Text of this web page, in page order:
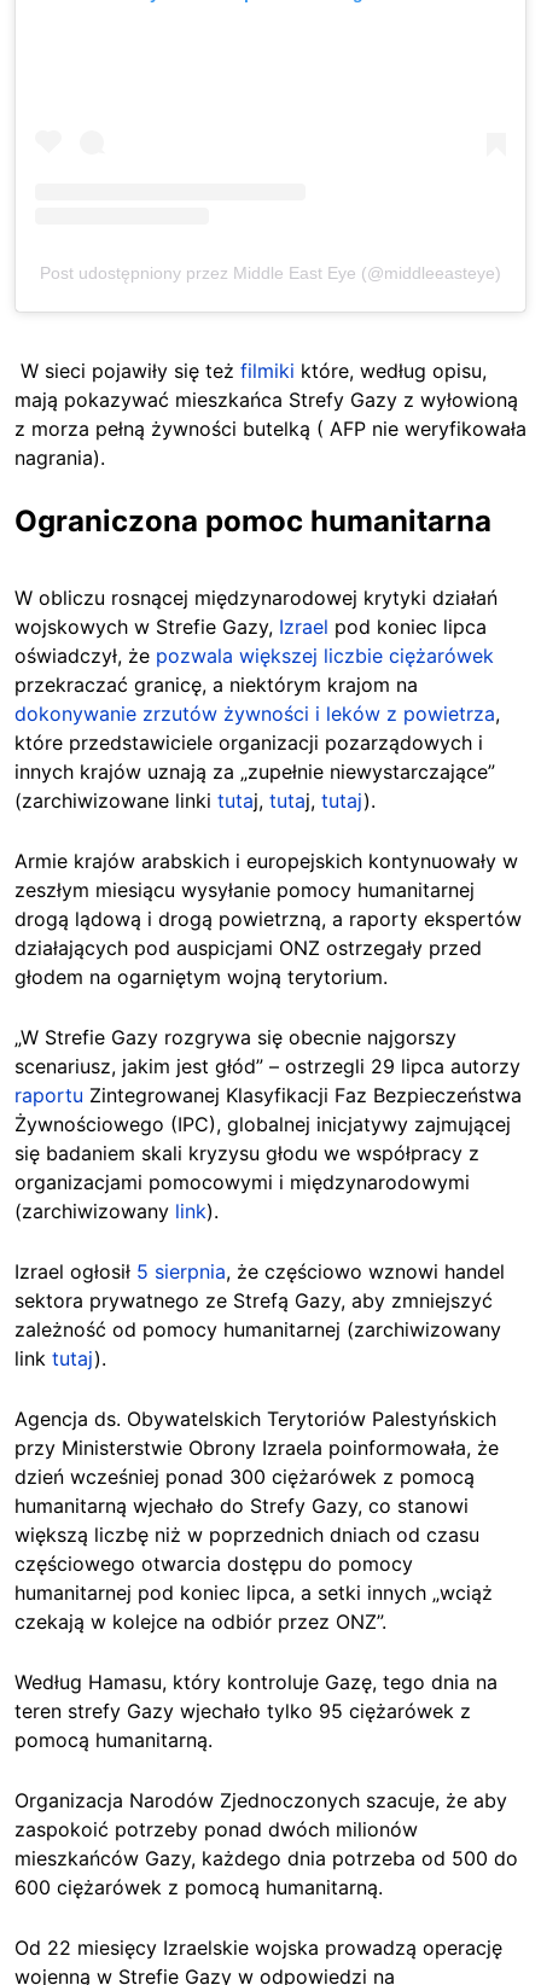
Post udostępniony przez Middle East Eye (@middleeasteye)
W sieci pojawiły się też filmiki które, według opisu,
mają pokazywać mieszkańca Strefy Gazy z wyłowioną
z morza pełną żywności butelką ( AFP nie weryfikowała
nagrania).
Ograniczona pomoc humanitarna
W obliczu rosnącej międzynarodowej krytyki działań
wojskowych w Strefie Gazy, Izrael pod koniec lipca
oświadczył, że pozwala większej liczbie ciężarówek
przekraczać granicę, a niektórym krajom na
dokonywanie zrzutów żywności i leków z powietrza,
które przedstawiciele organizacji pozarządowych i
innych krajów uznają za „zupełnie niewystarczające”
(zarchiwizowane linki tutaj, tutaj, tutaj).
Armie krajów arabskich i europejskich kontynuowały w
zeszłym miesiącu wysyłanie pomocy humanitarnej
drogą lądową i drogą powietrzną, a raporty ekspertów
działających pod auspicjami ONZ ostrzegały przed
głodem na ogarniętym wojną terytorium.
„W Strefie Gazy rozgrywa się obecnie najgorszy
scenariusz, jakim jest głód” – ostrzegli 29 lipca autorzy
raportu Zintegrowanej Klasyfikacji Faz Bezpieczeństwa
Żywnościowego (IPC), globalnej inicjatywy zajmującej
się badaniem skali kryzysu głodu we współpracy z
organizacjami pomocowymi i międzynarodowymi
(zarchiwizowany link).
Izrael ogłosił 5 sierpnia, że częściowo wznowi handel
sektora prywatnego ze Strefą Gazy, aby zmniejszyć
zależność od pomocy humanitarnej (zarchiwizowany
link tutaj).
Agencja ds. Obywatelskich Terytoriów Palestyńskich
przy Ministerstwie Obrony Izraela poinformowała, że
dzień wcześniej ponad 300 ciężarówek z pomocą
humanitarną wjechało do Strefy Gazy, co stanowi
większą liczbę niż w poprzednich dniach od czasu
częściowego otwarcia dostępu do pomocy
humanitarnej pod koniec lipca, a setki innych „wciąż
czekają w kolejce na odbiór przez ONZ”.
Według Hamasu, który kontroluje Gazę, tego dnia na
teren strefy Gazy wjechało tylko 95 ciężarówek z
pomocą humanitarną.
Organizacja Narodów Zjednoczonych szacuje, że aby
zaspokoić potrzeby ponad dwóch milionów
mieszkańców Gazy, każdego dnia potrzeba od 500 do
600 ciężarówek z pomocą humanitarną.
Od 22 miesięcy Izraelskie wojska prowadzą operację
wojenną w Strefie Gazy w odpowiedzi na